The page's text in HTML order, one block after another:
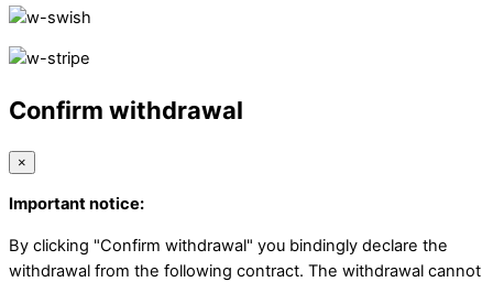
Confirm withdrawal
×
Important notice:
By clicking "Confirm withdrawal" you bindingly declare the
withdrawal from the following contract. The withdrawal cannot